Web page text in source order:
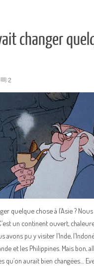
changer
2
quelque chose à l’Asie ?
un continent ouvert,
avons pu y visiter l’Inde,
et les Philippines. Mais bon,
qu’on aurait bien changées…